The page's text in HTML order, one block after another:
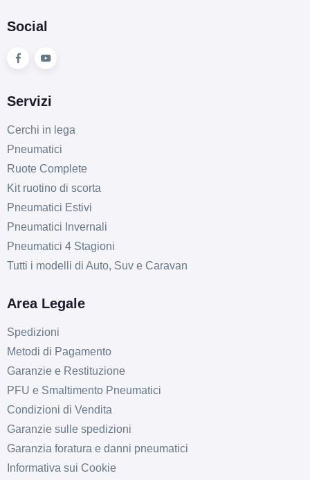
Social
Servizi
Cerchi in lega
Pneumatici
Ruote Complete
Kit ruotino di scorta
Pneumatici Estivi
Pneumatici Invernali
Pneumatici 4 Stagioni
Tutti i modelli di Auto, Suv e Caravan
Area Legale
Spedizioni
Metodi di Pagamento
Garanzie e Restituzione
PFU e Smaltimento Pneumatici
Condizioni di Vendita
Garanzie sulle spedizioni
Garanzia foratura e danni pneumatici
Informativa sui Cookie